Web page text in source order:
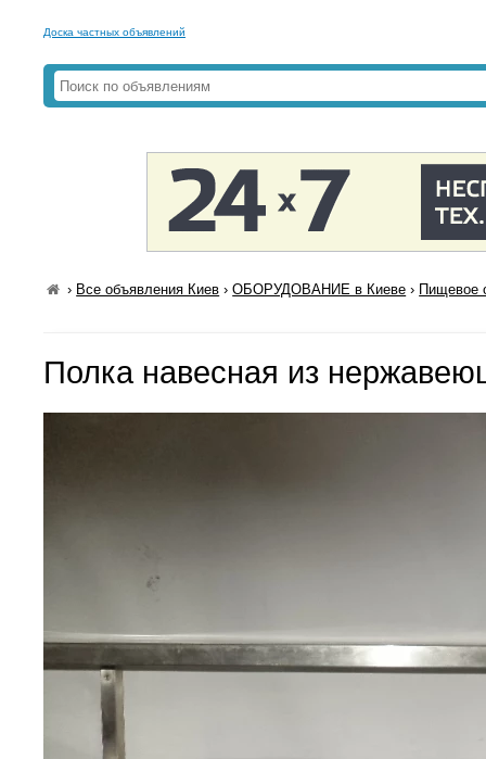
Доска частных объявлений
› Все объявления Киев ›ОБОРУДОВАНИЕ в Киеве › Пищевое
Полка навесная из